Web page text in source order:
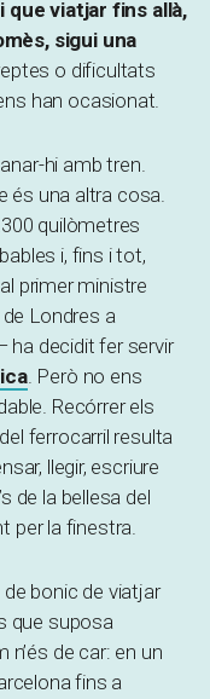
que viatjar fins allà,
sigui una
o dificultats
han ocasionat.
hi amb tren.
és una altra cosa.
quilòmetres
i, fins i tot,
primer ministre
Londres a
decidit fer servir
. Però no ens
Recórrer els
ferrocarril resulta
llegir, escriure
de la bellesa del
per la finestra.
bonic de viatjar
que suposa
de car: en un
fins a